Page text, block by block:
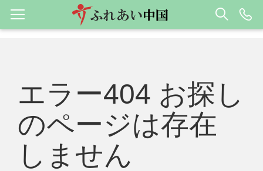
エラー404 お探し
のページは存在
しません